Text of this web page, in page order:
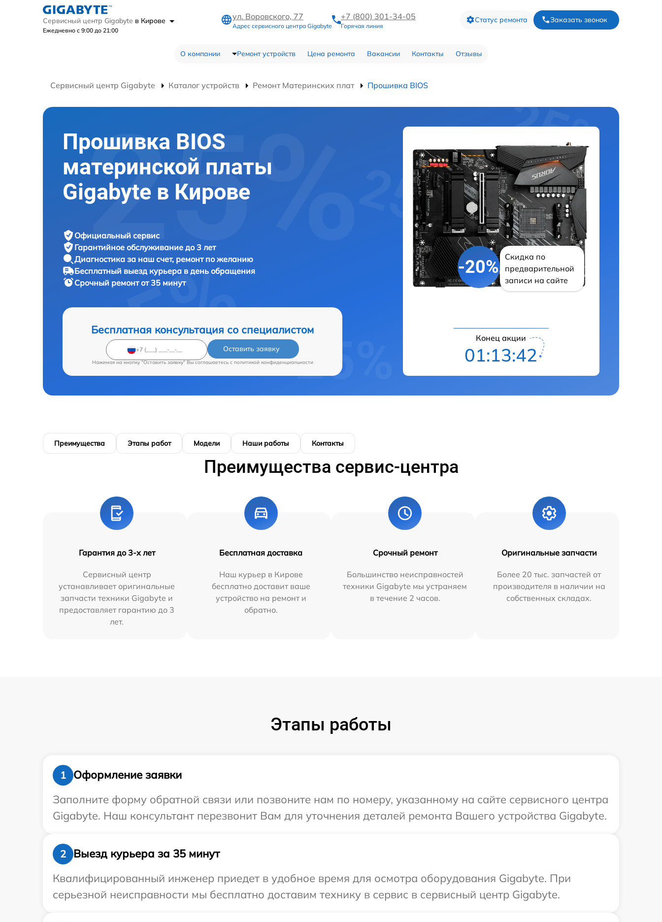
Сервисный центр Gigabyte в Кирове
Ежедневно с 9:00 до 21:00
ул. Воровского, 77
Адрес сервисного центра Gigabyte
+7 (800) 301-34-05
Горячая линия
Статус ремонта Заказать звонок
О компании Ремонт устройств Цена ремонта Вакансии Контакты Отзывы
Сервисный центр Gigabyte Каталог устройств Ремонт Материнских плат Прошивка BIOS
Прошивка BIOS
материнской платы
Gigabyte в Кирове
Официальный сервис
Гарантийное обслуживание до 3 лет
Диагностика за наш счет, ремонт по желанию
Бесплатный выезд курьера в день обращения
Срочный ремонтот 35 минут
Бесплатная консультация со специалистом
Оставить заявку
Нажимая на кнопку "Оставить заявку" Вы соглашаетесь c политикой конфиденциальности
-20%
Скидка по
предварительной
записи на сайте
Конец акции
01:13:41
Преимущества Этапы работ Модели Наши работы Контакты
Преимущества сервис-центра
Гарантия до 3-х лет
Сервисный центр
устанавливает оригинальные
запчасти техники Gigabyte и
предоставляет гарантию до 3
лет.
Бесплатная доставка
Наш курьер в Кирове
бесплатно доставит ваше
устройство на ремонт и
обратно.
Срочный ремонт
Большинство неисправностей
техники Gigabyte мы устраняем
в течение 2 часов.
Оригинальные запчасти
Более 20 тыс. запчастей от
производителя в наличии на
собственных складах.
Этапы работы
1
Оформление заявки
Заполните форму обратной связи или позвоните нам по номеру, указанному на сайте сервисного центра
Gigabyte. Наш консультант перезвонит Вам для уточнения деталей ремонта Вашего устройства Gigabyte.
2
Выезд курьера за 35 минут
Квалифицированный инженер приедет в удобное время для осмотра оборудования Gigabyte. При
серьезной неисправности мы бесплатно доставим технику в сервис в сервисный центр Gigabyte.